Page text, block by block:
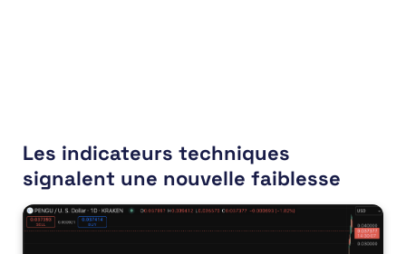
Les indicateurs techniques
signalent une nouvelle faiblesse